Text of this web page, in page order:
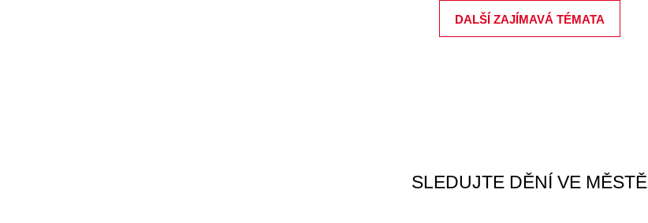
DALŠÍ ZAJÍMAVÁ TÉMATA
SLEDUJTE DĚNÍ VE MĚSTĚ